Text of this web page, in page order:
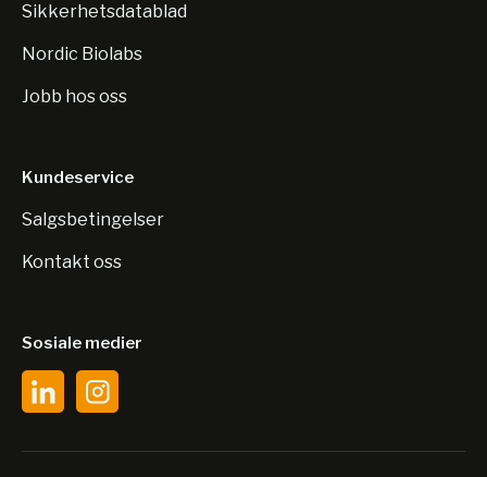
Sikkerhetsdatablad
Nordic Biolabs
Jobb hos oss
Kundeservice
Salgsbetingelser
Kontakt oss
Sosiale medier